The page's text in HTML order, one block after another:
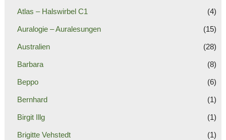
Atlas – Halswirbel C1 (4)
Auralogie – Auralesungen (15)
Australien (28)
Barbara (8)
Beppo (6)
Bernhard (1)
Birgit Illg (1)
Brigitte Vehstedt (1)